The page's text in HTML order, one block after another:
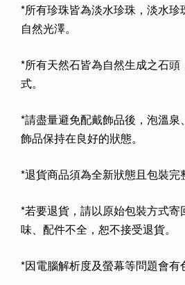
*所有珍珠皆為淡水珍珠，淡水
自然光澤。
*所有天然石皆為自然生成之石
式。
*請盡量避免配戴飾品後，泡溫
飾品保持在良好的狀態。
*退貨商品須為全新狀態且包裝完
*若要退貨，請以原始包裝方式
味、配件不全，恕不接受退貨。
*因電腦解析度及螢幕等問題會有